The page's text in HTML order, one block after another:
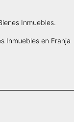
Inmuebles.
Inmuebles en Franja